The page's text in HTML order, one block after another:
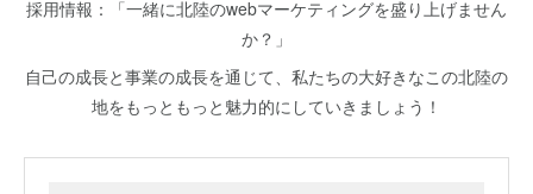
採用情報：「一緒に北陸のwebマーケティングを盛り上げません
か？」
自己の成長と事業の成長を通じて、私たちの大好きなこの北陸の
地をもっともっと魅力的にしていきましょう！